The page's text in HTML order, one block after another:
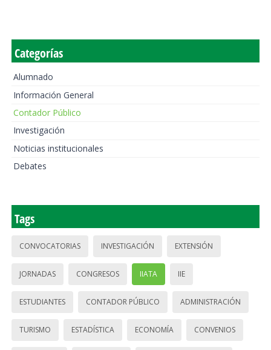
Categorías
Alumnado
Información General
Contador Público
Investigación
Noticias institucionales
Debates
Tags
CONVOCATORIAS INVESTIGACIÓN EXTENSIÓN
JORNADAS CONGRESOS IIATA IIE
ESTUDIANTES CONTADOR PÚBLICO ADMINISTRACIÓN
TURISMO ESTADÍSTICA ECONOMÍA CONVENIOS